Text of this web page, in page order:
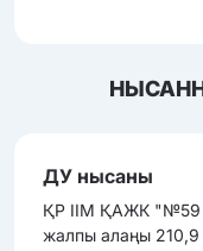
ДУ нысаны
ҚР ІІМ ҚАЖК "№59
жалпы алаңы